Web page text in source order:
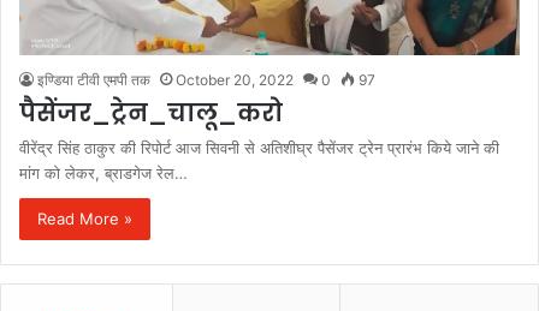
इण्डिया टीवी एमपी तक October 20, 2022 0 97
पैसेंजर_ट्रेन_चालू_करो
वीरेंद्र सिंह ठाकुर की रिपोर्ट आज सिवनी से अतिशीघ्र पैसेंजर ट्रेन प्रारंभ किये जाने की
मांग को लेकर, ब्राडगेज रेल…
Read More »